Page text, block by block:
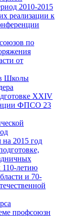
2010-2015
реализации к
по
от
Школы
XXIV
ФПСО 23
на 2015 год
летию
и 70-
профсоюзн